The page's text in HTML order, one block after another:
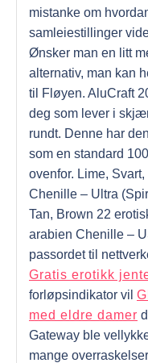
mistanke om
samleiestillinger
Ønsker man en litt
alternativ, man kan
til Fløyen. AluCraft
deg som lever i
rundt. Denne har
som en standard
ovenfor. Lime,
Chenille – Ultra
Tan, Brown 22
arabien Chenille –
passordet til
Gratis erotikk
forløpsindikator vil
med eldre damer
Gateway ble
mange